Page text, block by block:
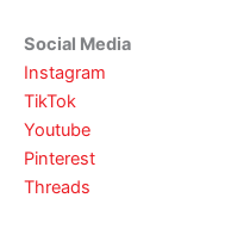
Social Media
Instagram
TikTok
Youtube
Pinterest
Threads